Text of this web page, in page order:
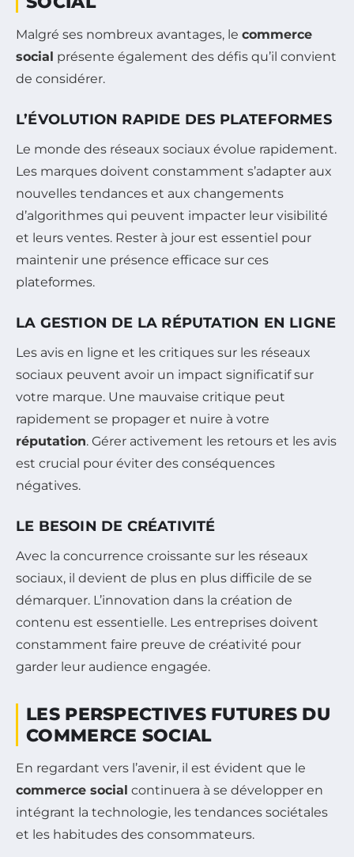
Malgré ses nombreux avantages, le commerce
social présente également des défis qu’il convient
de considérer.
L’ÉVOLUTION RAPIDE DES PLATEFORMES
Le monde des réseaux sociaux évolue rapidement.
Les marques doivent constamment s’adapter aux
nouvelles tendances et aux changements
d’algorithmes qui peuvent impacter leur visibilité
et leurs ventes. Rester à jour est essentiel pour
maintenir une présence efficace sur ces
plateformes.
LA GESTION DE LA RÉPUTATION EN LIGNE
Les avis en ligne et les critiques sur les réseaux
sociaux peuvent avoir un impact significatif sur
votre marque. Une mauvaise critique peut
rapidement se propager et nuire à votre
réputation. Gérer activement les retours et les avis
est crucial pour éviter des conséquences
négatives.
LE BESOIN DE CRÉATIVITÉ
Avec la concurrence croissante sur les réseaux
sociaux, il devient de plus en plus difficile de se
démarquer. L’innovation dans la création de
contenu est essentielle. Les entreprises doivent
constamment faire preuve de créativité pour
garder leur audience engagée.
LES PERSPECTIVES FUTURES DU
COMMERCE SOCIAL
En regardant vers l’avenir, il est évident que le
commerce social continuera à se développer en
intégrant la technologie, les tendances sociétales
et les habitudes des consommateurs.